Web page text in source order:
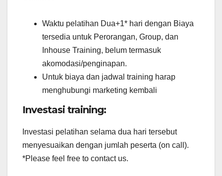
Waktu pelatihan Dua+1* hari dengan Biaya
tersedia untuk Perorangan, Group, dan
Inhouse Training, belum termasuk
akomodasi/penginapan.
Untuk biaya dan jadwal training harap
menghubungi marketing kembali
Investasi training:
Investasi pelatihan selama dua hari tersebut
menyesuaikan dengan jumlah peserta (on call).
*Please feel free to contact us.